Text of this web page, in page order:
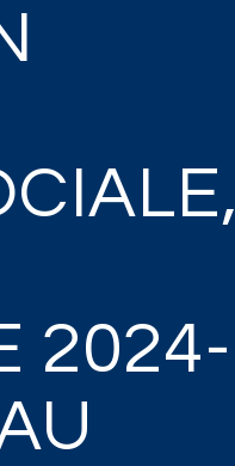
2024-